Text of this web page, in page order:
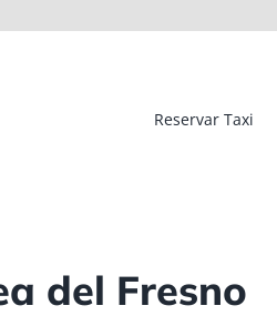
Reservar Taxi
del Fresno